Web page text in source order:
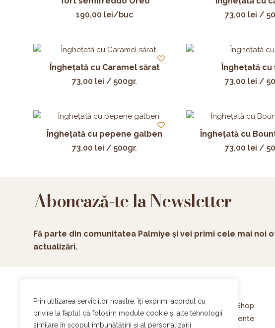
Prin utilizarea serviciilor noastre, îți exprimi acordul cu
privire la faptul că folosim module cookie și alte tehnologii
similare în scopul îmbunătățirii și al personalizării
190,00 lei/buc
73,00 lei /
Înghețată cu Caramel sărat
73,00 lei / 500gr.
Înghețată cu
73,00 lei /
Înghețată cu pepene galben
73,00 lei / 500gr.
Înghețată cu
73,00 lei /
Abonează-te la Newsletter
Fă parte din comunitatea Palmiye și vei primi cele mai noi
actualizări.
Online Shop
Evenimente